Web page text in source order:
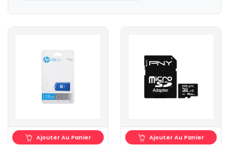
Ajouter Au Panier Ajouter Au Panier